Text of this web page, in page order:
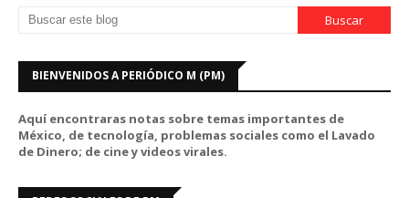
BIENVENIDOS A PERIÓDICO M (PM)
Aquí encontraras notas sobre temas importantes de
México, de tecnología, problemas sociales como el Lavado
de Dinero; de cine y videos virales.